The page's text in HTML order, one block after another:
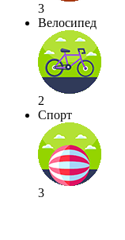
3
Велосипед
2
Спорт
3